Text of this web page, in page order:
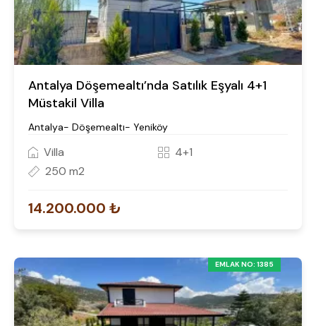
Antalya Döşemealtı’nda Satılık Eşyalı 4+1
Müstakil Villa
Antalya- Döşemealtı- Yeniköy
Villa
4+1
250 m2
14.200.000 ₺
EMLAK NO: 1385